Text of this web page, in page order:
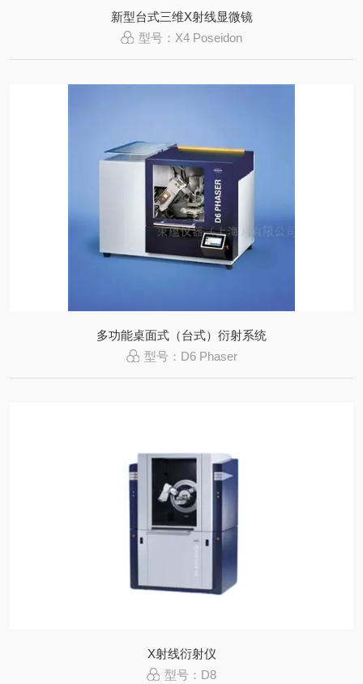
新型台式三维X射线显微镜
型号：X4 Poseidon
多功能桌面式（台式）衍射系统
型号：D6 Phaser
X射线衍射仪
型号：D8